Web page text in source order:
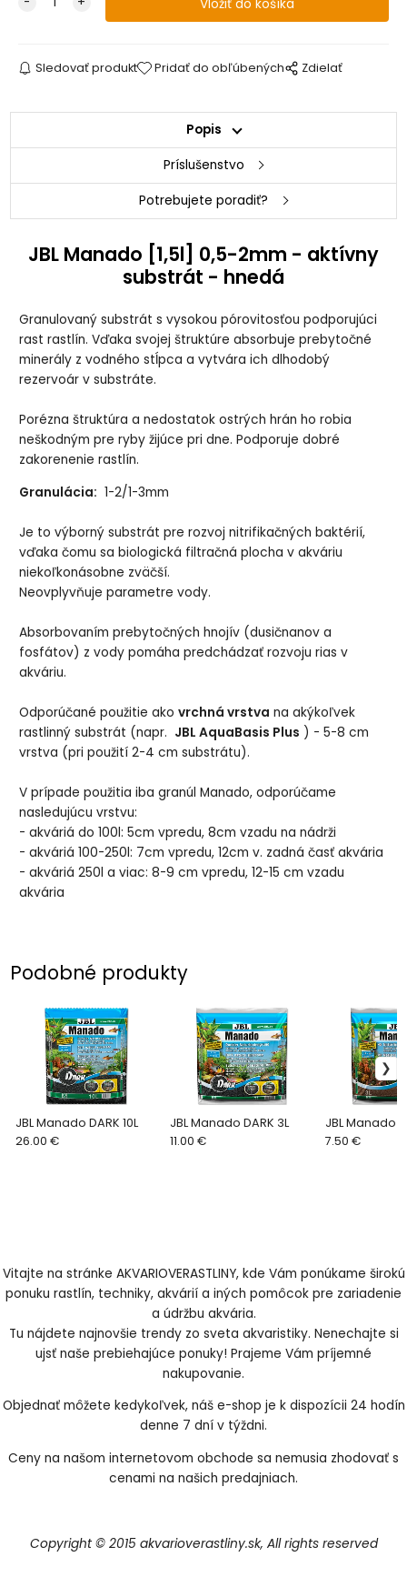
Sledovať produkt Pridať do obľúbených Zdielať
Popis
Príslušenstvo
Potrebujete poradiť?
JBL Manado [1,5l] 0,5-2mm - aktívny
substrát - hnedá
Granulovaný substrát s vysokou pórovitosťou podporujúci
rast rastlín. Vďaka svojej štruktúre absorbuje prebytočné
minerály z vodného stĺpca a vytvára ich dlhodobý
rezervoár v substráte.
Porézna štruktúra a nedostatok ostrých hrán ho robia
neškodným pre ryby žijúce pri dne. Podporuje dobré
zakorenenie rastlín.
Granulácia: 1-2/1-3mm
Je to výborný substrát pre rozvoj nitrifikačných baktérií,
vďaka čomu sa biologická filtračná plocha v akváriu
niekoľkonásobne zväčší.
Neovplyvňuje parametre vody.
Absorbovaním prebytočných hnojív (dusičnanov a
fosfátov) z vody pomáha predchádzať rozvoju rias v
akváriu.
Odporúčané použitie akovrchná vrstva na akýkoľvek
rastlinný substrát (napr. JBL AquaBasis Plus ) - 5-8 cm
vrstva (pri použití 2-4 cm substrátu).
V prípade použitia iba granúl Manado, odporúčame
nasledujúcu vrstvu:
- akváriá do 100l: 5cm vpredu, 8cm vzadu na nádrži
- akváriá 100-250l: 7cm vpredu, 12cm v. zadná časť akvária
- akváriá 250l a viac: 8-9 cm vpredu, 12-15 cm vzadu
akvária
Podobné produkty
JBL Manado DARK 10L
26.00 €
JBL Manado DARK 3L
11.00 €
JBL Manado
7.50 €
Vitajte na stránke AKVARIOVERASTLINY, kde Vám ponúkame širokú
ponuku rastlín, techniky, akvárií a iných pomôcok pre zariadenie
a údržbu akvária.
Tu nájdete najnovšie trendy zo sveta akvaristiky. Nenechajte si
ujsť naše prebiehajúce ponuky! Prajeme Vám príjemné
nakupovanie.
Objednať môžete kedykoľvek, náš e-shop je k dispozícii 24 hodín
denne 7 dní v týždni.
Ceny na našom internetovom obchode sa nemusia zhodovať s
cenami na našich predajniach.
Copyright © 2015 akvarioverastliny.sk, All rights reserved